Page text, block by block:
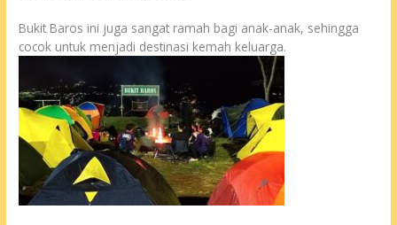
Bukit Baros ini juga sangat ramah bagi anak-anak, sehingga
cocok untuk menjadi destinasi kemah keluarga.